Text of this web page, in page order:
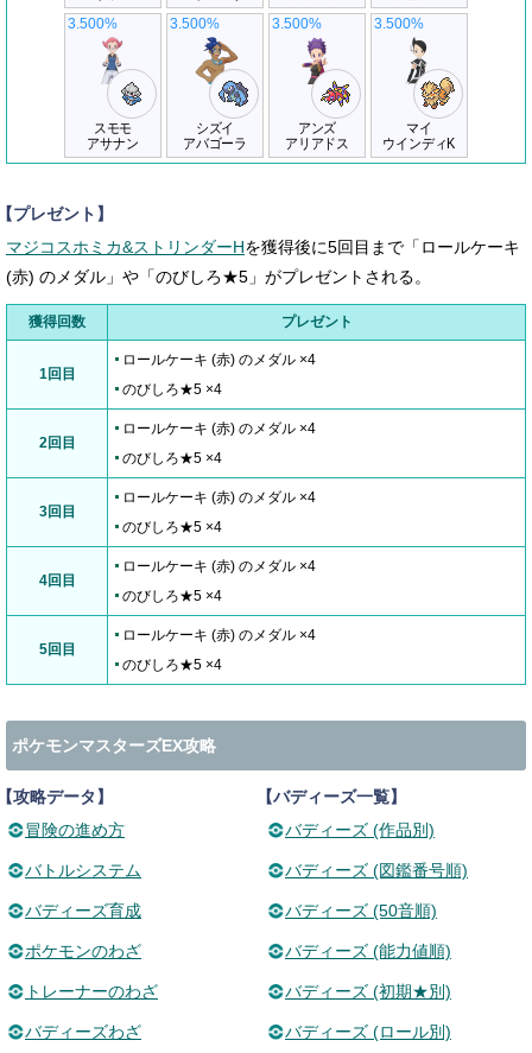
スモモ
アサナン
3.500%
シズイ
アバゴーラ
3.500%
アンズ
アリアドス
3.500%
マイ
ウインディK
3.500%
プレゼント】
マジコスホミカ&ストリンダーHを獲得後に5回目まで「ロールケーキ
(赤) のメダル」や「のびしろ★5」がプレゼントされる。
獲得回数 プレゼント
1回目
ロールケーキ (赤) のメダル ×4
のびしろ★5 ×4
2回目
ロールケーキ (赤) のメダル ×4
のびしろ★5 ×4
3回目
ロールケーキ (赤) のメダル ×4
のびしろ★5 ×4
4回目
ロールケーキ (赤) のメダル ×4
のびしろ★5 ×4
5回目
ロールケーキ (赤) のメダル ×4
のびしろ★5 ×4
ポケモンマスターズEX攻略
攻略データ】
冒険の進め方
バトルシステム
バディーズ育成
ポケモンのわざ
トレーナーのわざ
バディーズわざ
【バディーズ一覧】
バディーズ (作品別)
バディーズ (図鑑番号順)
バディーズ (50音順)
バディーズ (能力値順)
バディーズ (初期★別)
バディーズ (ロール別)